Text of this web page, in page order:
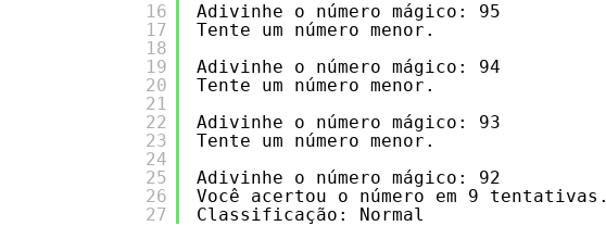
16
17
18
19
20
21
22
23
24
25
26
27
Adivinhe o número mágico: 95
Tente um número menor.
Adivinhe o número mágico: 94
Tente um número menor.
Adivinhe o número mágico: 93
Tente um número menor.
Adivinhe o número mágico: 92
Você acertou o número em 9 tentativas.
Classificação: Normal